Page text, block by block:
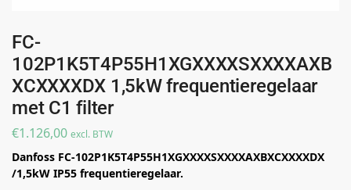
FC-
102P1K5T4P55H1XGXXXXSXXXXAXB
XCXXXXDX 1,5kW frequentieregelaar
met C1 filter
€1.126,00 excl. BTW
Danfoss FC-102P1K5T4P55H1XGXXXXSXXXXAXBXCXXXXDX
/1,5kW IP55 frequentieregelaar.